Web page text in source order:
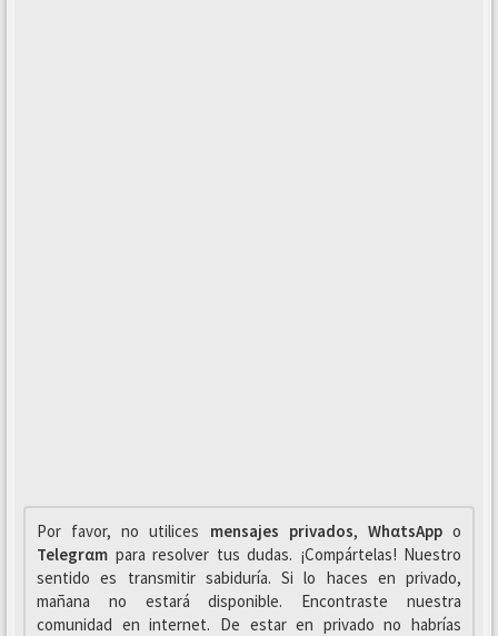
Por favor, no utilices mensajes privados, WhαtsAppo
Telegrαm para resolver tus dudas. ¡Compártelas! Nuestro
sentido es transmitir sabiduría. Si lo haces en privado,
mañana no estará disponible. Encontraste nuestra
comunidad en internet. De estar en privado no habrías